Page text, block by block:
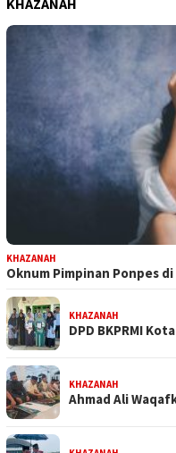
KHAZANAH
KHAZANAH
Oknum Pimpinan Ponpes
KHAZANAH
DPD BKPRMI
KHAZANAH
Ahmad Ali